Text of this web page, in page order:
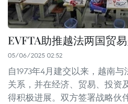
EVFTA助推越法两国贸
05/06/2025 02:52
自1973年4月建交以来，越南
关系，并在经济、贸易、投资
得积极进展。双方签署战略伙